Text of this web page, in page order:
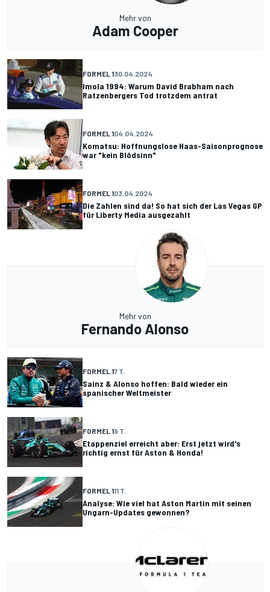
Mehr von
Adam Cooper
FORMEL 130.04.2024
Imola 1994: Warum David Brabham nach
Ratzenbergers Tod trotzdem antrat
FORMEL 104.04.2024
Komatsu: Hoffnungslose Haas-Saisonprognose
war "kein Blödsinn"
FORMEL 103.04.2024
Die Zahlen sind da! So hat sich der Las Vegas GP
für Liberty Media ausgezahlt
Mehr von
Fernando Alonso
FORMEL 17 T.
Sainz & Alonso hoffen: Bald wieder ein
spanischer Weltmeister
FORMEL 19 T.
Etappenziel erreicht aber: Erst jetzt wird's
richtig ernst für Aston & Honda!
FORMEL 111 T.
Analyse: Wie viel hat Aston Martin mit seinen
Ungarn-Updates gewonnen?